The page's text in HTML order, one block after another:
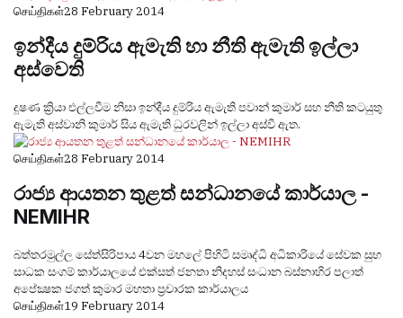
செய்திகள்28 February 2014
ඉන්දීය දුම්රිය ඇමැති හා නීති ඇමැති ඉල්ලා
අස්‌වෙති
දූෂණ ක්‍රියා එල්ලවීම නිසා ඉන්දීය දුම්රිය ඇමැති පවාන් කුමාර් සහ නීති කටයුතු
ඇමැති අස්‌වානි කුමාර් සිය ඇමැති ධුරවලින් ඉල්ලා අස්‌වී ඇත.
செய்திகள்28 February 2014
රාජ්‍ය ආයතන තුළත් සන්ධානයේ කාර්යාල -
NEMIHR
බත්තරමුල්ල සේත්සිරිපාය 4වන මහලේ පිහිටි සමෘද්ධි අධිකාරියේ සේවක සුභ
සාධක සංගම් කාර්යාලයේ එක්සත් ජනතා නිදහස් සංධාන බස්නාහිර පලාත්
අපේක්‍ෂක ජගත් කුමාර මහතා ප‍්‍රචාරක කාර්යාලය
செய்திகள்19 February 2014